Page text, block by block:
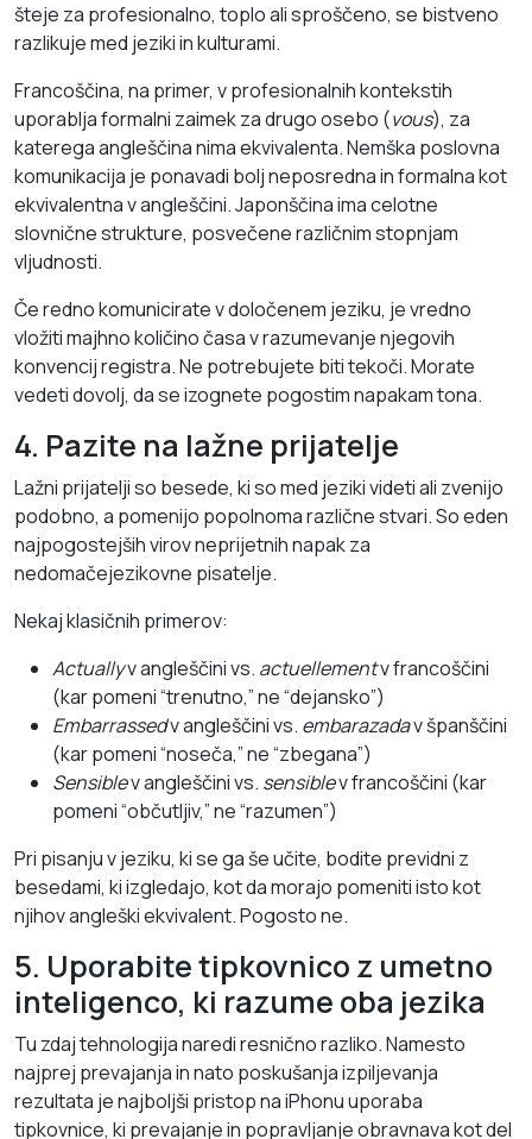
šteje za profesionalno, toplo ali sproščeno, se bistveno
razlikuje med jeziki in kulturami.
Francoščina, na primer, v profesionalnih kontekstih
uporablja formalni zaimek za drugo osebo (vous), za
katerega angleščina nima ekvivalenta. Nemška poslovna
komunikacija je ponavadi bolj neposredna in formalna kot
ekvivalentna v angleščini. Japonščina ima celotne
slovnične strukture, posvečene različnim stopnjam
vljudnosti.
Če redno komunicirate v določenem jeziku, je vredno
vložiti majhno količino časa v razumevanje njegovih
konvencij registra. Ne potrebujete biti tekoči. Morate
vedeti dovolj, da se izognete pogostim napakam tona.
4. Pazite na lažne prijatelje
Lažni prijatelji so besede, ki so med jeziki videti ali zvenijo
podobno, a pomenijo popolnoma različne stvari. So eden
najpogostejših virov neprijetnih napak za
nedomačejezikovne pisatelje.
Nekaj klasičnih primerov:
Actuallyv angleščini vs. actuellementv francoščini
(kar pomeni “trenutno,” ne “dejansko”)
Embarrassedv angleščini vs. embarazadav španščini
(kar pomeni “noseča,” ne “zbegana”)
Sensiblev angleščini vs. sensiblev francoščini (kar
pomeni “občutljiv,” ne “razumen”)
Pri pisanju v jeziku, ki se ga še učite, bodite previdni z
besedami, ki izgledajo, kot da morajo pomeniti isto kot
njihov angleški ekvivalent. Pogosto ne.
5. Uporabite tipkovnico z umetno
inteligenco, ki razume oba jezika
Tu zdaj tehnologija naredi resnično razliko. Namesto
najprej prevajanja in nato poskušanja izpiljevanja
rezultata je najboljši pristop na iPhonu uporaba
tipkovnice, ki prevajanje in popravljanje obravnava kot del